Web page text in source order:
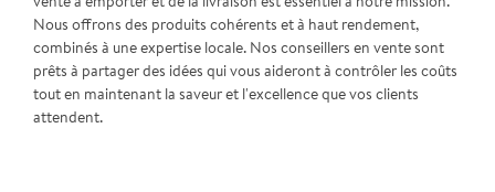
Nous offrons des produits cohérents et à haut rendement,
combinés à une expertise locale. Nos conseillers en vente sont
prêts à partager des idées qui vous aideront à contrôler les coûts
tout en maintenant la saveur et l'excellence que vos clients
attendent.